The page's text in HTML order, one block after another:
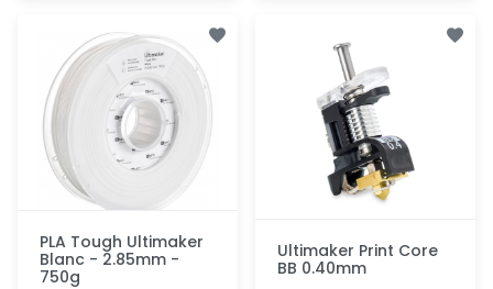
rapide
PLA Tough Ultimaker
Blanc - 2.85mm -
750g
Ultimaker Print Core
BB 0.40mm